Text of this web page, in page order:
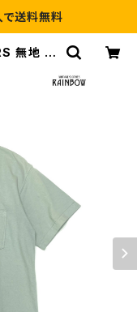
送料無料
無地 コ